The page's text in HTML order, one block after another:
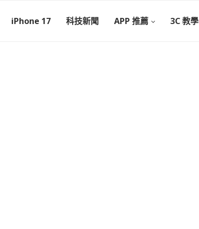
iPhone 17 科技新聞 APP 推薦 3C 教學